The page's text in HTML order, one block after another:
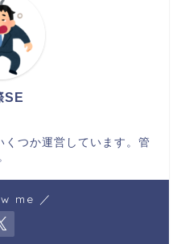
SE
つか運営しています。管
me ／